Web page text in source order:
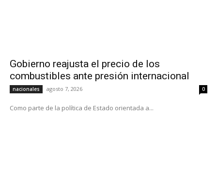
Gobierno reajusta el precio de los
combustibles ante presión internacional
nacionales agosto 7, 2026 0
Como parte de la política de Estado orientada a...